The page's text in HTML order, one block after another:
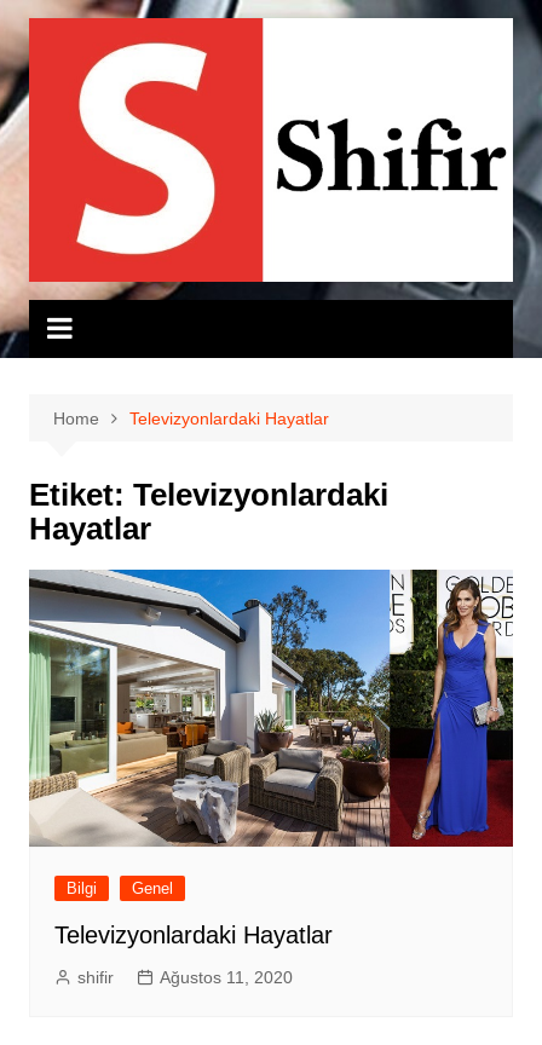
Skip
to
content
Home Televizyonlardaki Hayatlar
Etiket: Televizyonlardaki
Hayatlar
Bilgi Genel
Televizyonlardaki Hayatlar
shifir Ağustos 11, 2020